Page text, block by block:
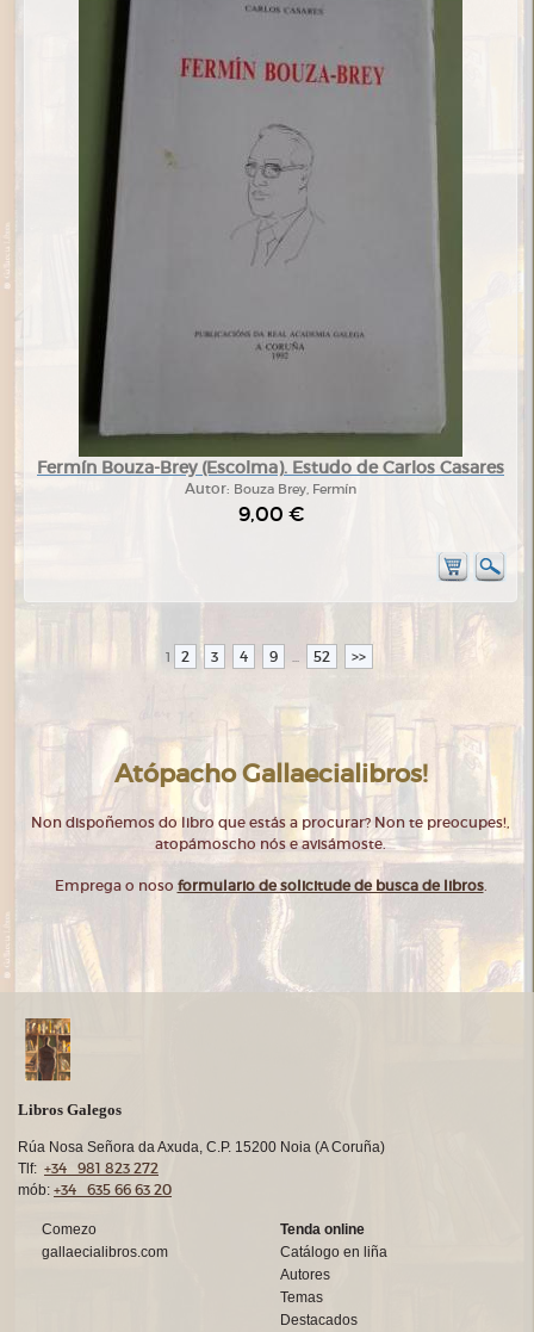
Fermín Bouza-Brey (Escolma). Estudo de Carlos Casares
Autor: Bouza Brey, Fermín
9,00 €
1 2 3 4 9 ... 52 >>
Atópacho Gallaecialibros!
Non dispoñemos do libro que estás a procurar? Non te preocupes!,
atopámoscho nós e avisámoste.
Emprega o noso formulario de solicitude de busca de libros.
Libros Galegos
Rúa Nosa Señora da Axuda, C.P. 15200 Noia (A Coruña)
Tlf: +34 981 823 272
mób: +34 635 66 63 20
Comezo
gallaecialibros.com
Tenda online
Catálogo en liña
Autores
Temas
Destacados